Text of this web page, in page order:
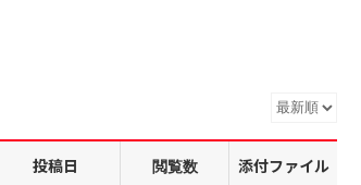
投稿日 閲覧数 添付ファイル